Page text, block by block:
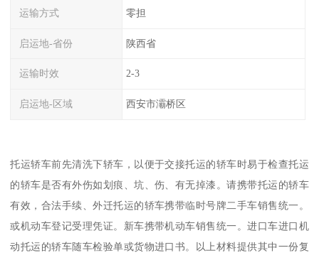
运输方式 零担
启运地-省份 陕西省
运输时效 2-3
启运地-区域 西安市灞桥区
托运轿车前先清洗下轿车，以便于交接托运的轿车时易于检查托运
的轿车是否有外伤如划痕、坑、伤、有无掉漆。请携带托运的轿车
有效，合法手续、外迁托运的轿车携带临时号牌二手车销售统一。
或机动车登记受理凭证。新车携带机动车销售统一。进口车进口机
动托运的轿车随车检验单或货物进口书。以上材料提供其中一份复